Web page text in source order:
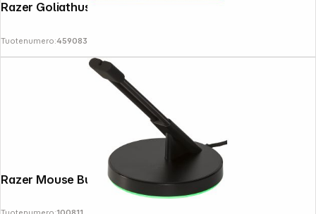
Razer Goliathus Chroma
Tuotenumero:459083
Razer Mouse Bungee V3 Chroma